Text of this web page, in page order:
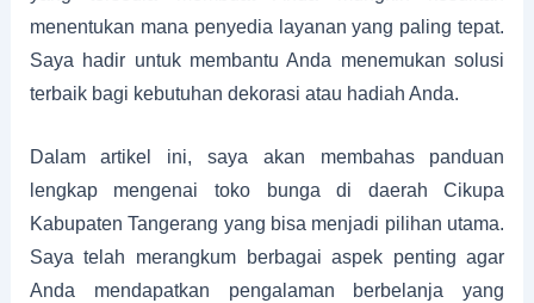
menentukan mana penyedia layanan yang paling tepat.
Saya hadir untuk membantu Anda menemukan solusi
terbaik bagi kebutuhan dekorasi atau hadiah Anda.
Dalam artikel ini, saya akan membahas panduan
lengkap mengenai toko bunga di daerah Cikupa
Kabupaten Tangerang yang bisa menjadi pilihan utama.
Saya telah merangkum berbagai aspek penting agar
Anda mendapatkan pengalaman berbelanja yang